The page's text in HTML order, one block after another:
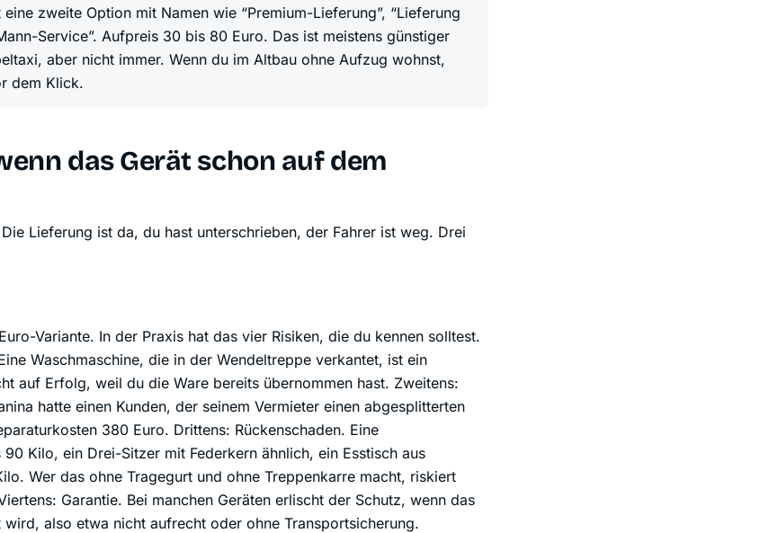
zweite Option mit Namen wie “Premium-Lieferung”, “Lieferung
Service”. Aufpreis 30 bis 80 Euro. Das ist meistens günstiger
aber nicht immer. Wenn du im Altbau ohne Aufzug wohnst,
dem Klick.
das Gerät schon auf dem
Lieferung ist da, du hast unterschrieben, der Fahrer ist weg. Drei
Variante. In der Praxis hat das vier Risiken, die du kennen solltest.
Waschmaschine, die in der Wendeltreppe verkantet, ist ein
auf Erfolg, weil du die Ware bereits übernommen hast. Zweitens:
hatte einen Kunden, der seinem Vermieter einen abgesplitterten
380 Euro. Drittens: Rückenschaden. Eine
Kilo, ein Drei-Sitzer mit Federkern ähnlich, ein Esstisch aus
Wer das ohne Tragegurt und ohne Treppenkarre macht, riskiert
Garantie. Bei manchen Geräten erlischt der Schutz, wenn das
wird, also etwa nicht aufrecht oder ohne Transportsicherung.